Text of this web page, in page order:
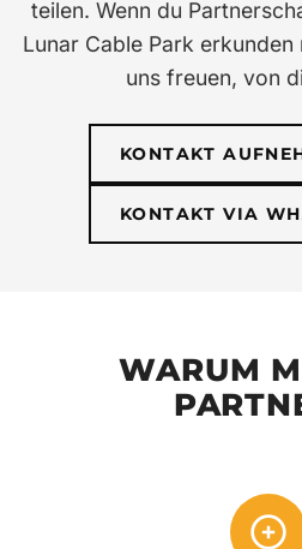
teilen. Wenn du
Lunar Cable Park
uns freuen, von
KONTAKT
KONTAKT VIA
WARUM